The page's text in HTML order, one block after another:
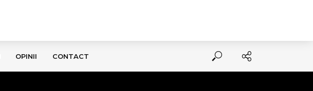
OPINII CONTACT